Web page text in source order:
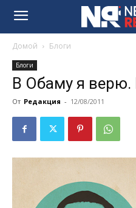
Домой Блоги
Блоги
В Обаму я
От Редакция - 12/08/2011